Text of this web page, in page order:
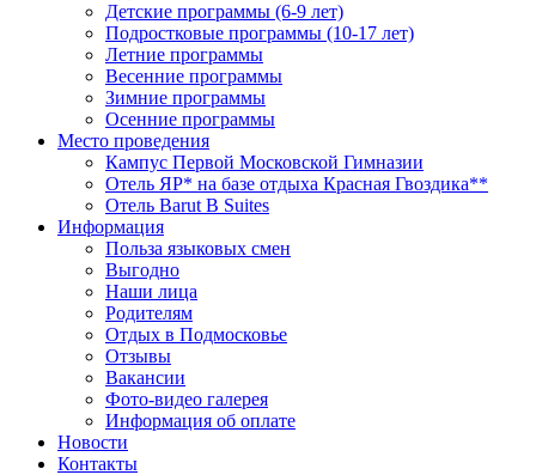
Детские программы (6-9 лет)
Подростковые программы (10-17 лет)
Летние программы
Весенние программы
Зимние программы
Осенние программы
Место проведения
Кампус Первой Московской Гимназии
Отель ЯР* на базе отдыха Красная Гвоздика**
Отель Barut B Suites
Информация
Польза языковых смен
Выгодно
Наши лица
Родителям
Отдых в Подмосковье
Отзывы
Вакансии
Фото-видео галерея
Информация об оплате
Новости
Контакты